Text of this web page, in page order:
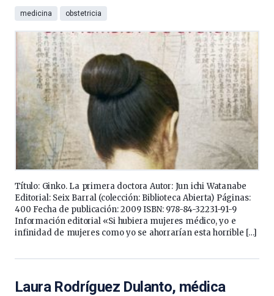
medicina obstetricia
Título: Ginko. La primera doctora Autor: Jun ichi Watanabe
Editorial: Seix Barral (colección: Biblioteca Abierta) Páginas:
400 Fecha de publicación: 2009 ISBN: 978-84-32231-91-9
Información editorial «Si hubiera mujeres médico, yo e
infinidad de mujeres como yo se ahorrarían esta horrible […]
Laura Rodríguez Dulanto, médica